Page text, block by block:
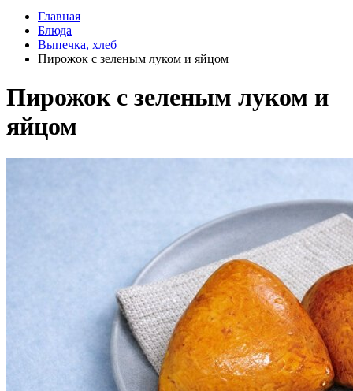
Главная
Блюда
Выпечка, хлеб
Пирожок с зеленым луком и яйцом
Пирожок с зеленым луком и
яйцом